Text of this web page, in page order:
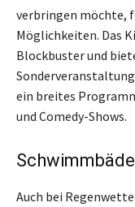
verbringen möchte,
Möglichkeiten. Das
Blockbuster und
ein breites
und Comedy-Shows.
Auch bei